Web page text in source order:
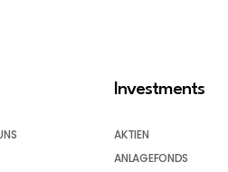
Investments
AKTIEN
ANLAGEFONDS